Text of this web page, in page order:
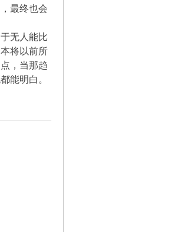
最终也会
无人能比
将以前所
，当那趋
能明白。